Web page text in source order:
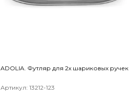
ADOLIA. Футляр для 2х шариковых ручек
Артикул: 13212-123